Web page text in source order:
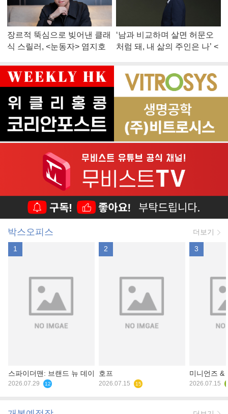
장르적 뚝심으로 빚어낸 클래
식 스릴러, <눈동자> 염지호
‘남과 비교하며 살면 허문오
처럼 돼, 내 삶의 주인은 나’ <
박스오피스 더보기
1
스파이더맨: 브랜드 뉴 데이
2026.07.29 12
2
호프
2026.07.15 15
3
미니언즈 &
2026.07.15